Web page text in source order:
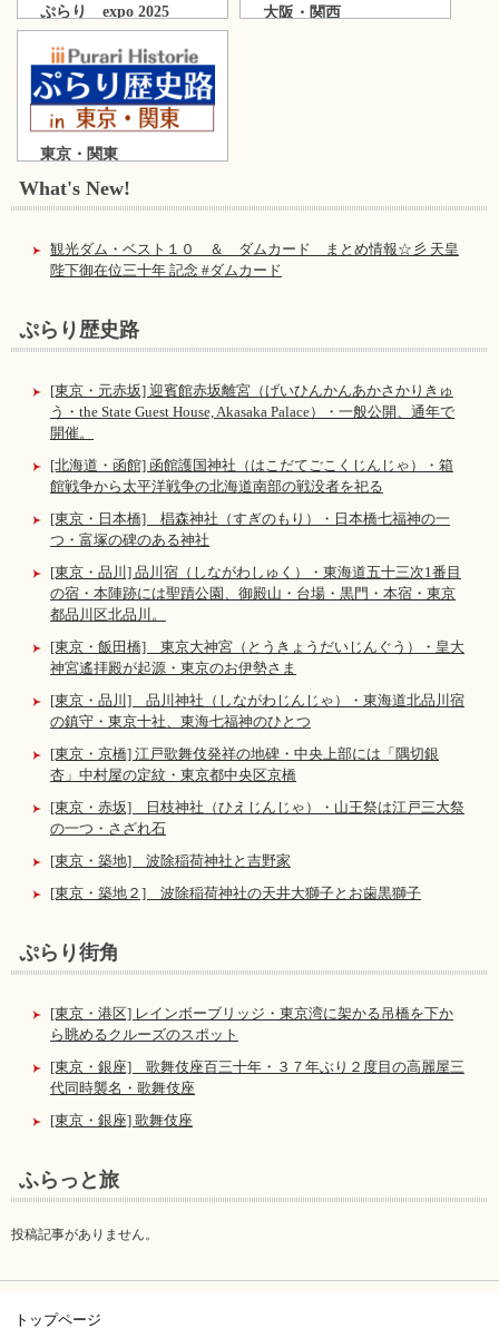
ぷらり expo 2025 大阪・関西
東京・関東
What's New!
観光ダム・ベスト１０ ＆ ダムカード まとめ情報☆彡 天皇
陛下御在位三十年 記念 #ダムカード
ぷらり歴史路
[東京・元赤坂] 迎賓館赤坂離宮（げいひんかんあかさかりきゅ
う・the State Guest House, Akasaka Palace）・一般公開、通年で
開催。
[北海道・函館] 函館護国神社（はこだてごこくじんじゃ）・箱
館戦争から太平洋戦争の北海道南部の戦没者を祀る
[東京・日本橋] 椙森神社（すぎのもり）・日本橋七福神の一
つ・富塚の碑のある神社
[東京・品川] 品川宿（しながわしゅく）・東海道五十三次1番目
の宿・本陣跡には聖蹟公園、御殿山・台場・黒門・本宿・東京
都品川区北品川。
[東京・飯田橋] 東京大神宮（とうきょうだいじんぐう）・皇大
神宮遙拝殿が起源・東京のお伊勢さま
[東京・品川] 品川神社（しながわじんじゃ）・東海道北品川宿
の鎮守・東京十社、東海七福神のひとつ
[東京・京橋] 江戸歌舞伎発祥の地碑・中央上部には「隅切銀
杏」中村屋の定紋・東京都中央区京橋
[東京・赤坂] 日枝神社（ひえじんじゃ）・山王祭は江戸三大祭
の一つ・さざれ石
[東京・築地] 波除稲荷神社と吉野家
[東京・築地２] 波除稲荷神社の天井大獅子とお歯黒獅子
ぷらり街角
[東京・港区] レインボーブリッジ・東京湾に架かる吊橋を下か
ら眺めるクルーズのスポット
[東京・銀座] 歌舞伎座百三十年・３７年ぶり２度目の高麗屋三
代同時襲名・歌舞伎座
[東京・銀座] 歌舞伎座
ふらっと旅
投稿記事がありません。
トップページ